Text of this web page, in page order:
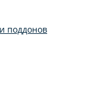
поддонов